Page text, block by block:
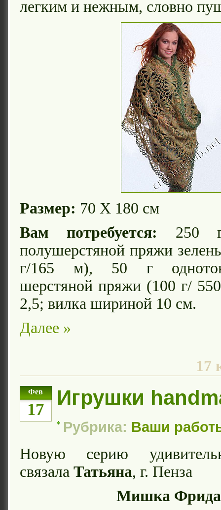
легким и нежным, словно
Размер: 70 Х 180 см
Вам потребуется: 250 г
полушерстяной пряжи
г/165 м), 50 г
шерстяной пряжи (100 г/
2,5; вилка шириной 10 см.
Далее »
17
Фев
17
Игрушки
Рубрика: Ваши
Новую серию
связала Татьяна, г. Пенза
Мишка